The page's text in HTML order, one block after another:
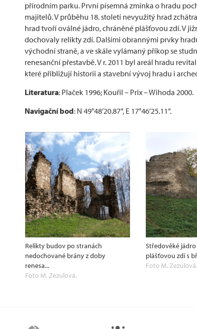
přírodním parku. První písemná zmínka o hradu
majitelů. V průběhu 18. století nevyužitý hrad
hrad tvoří oválné jádro, chráněné plášťovou zdí. V
dochovaly relikty zdí. Dalšími obrannými prvky
východní straně, a ve skále vylámaný příkop se
renesanční přestavbě. V r. 2011 byl areál hradu
které přibližují historii a stavební vývoj hradu i
Literatura: Plaček 1996; Kouřil – Prix – Wihoda 2000.
Navigační bod: N 49°48‘20.87“, E 17°46‘25.11“.
Relikty budov po stranách
nedochované brány z doby
renesa...
Foto M. Zezulová.
Středověké
plášťovou zdí s
Foto M. Zezulová.